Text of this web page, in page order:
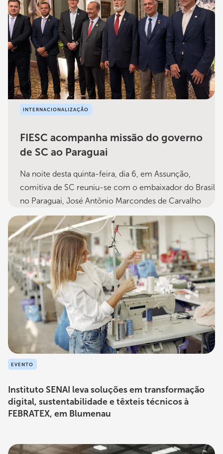
INTERNACIONALIZAÇÃO
FIESC acompanha missão do governo
de SC ao Paraguai
Na noite desta quinta-feira, dia 6, em Assunção,
comitiva de SC reuniu-se com o embaixador do Brasil
no Paraguai, José Antônio Marcondes de Carvalho
EVENTO
Instituto SENAI leva soluções em transformação
digital, sustentabilidade e têxteis técnicos à
FEBRATEX, em Blumenau